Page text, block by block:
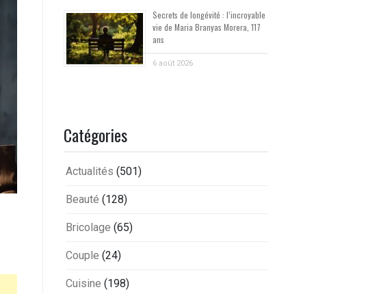
Secrets de longévité : l’incroyable
vie de Maria Branyas Morera, 117
ans
6 août 2026
Catégories
Actualités (501)
Beauté (128)
Bricolage (65)
Couple (24)
Cuisine (198)